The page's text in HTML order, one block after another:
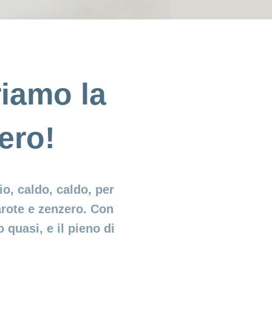
la
caldo, caldo, per
e zenzero. Con
quasi, e il pieno di